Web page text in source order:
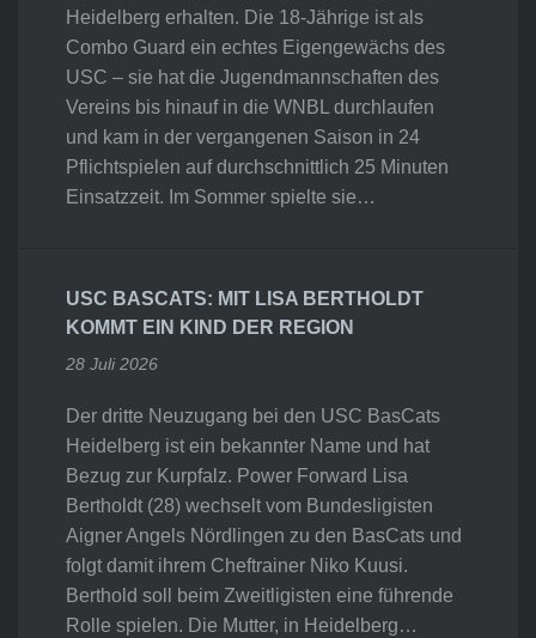
Heidelberg erhalten. Die 18-Jährige ist als
Combo Guard ein echtes Eigengewächs des
USC – sie hat die Jugendmannschaften des
Vereins bis hinauf in die WNBL durchlaufen
und kam in der vergangenen Saison in 24
Pflichtspielen auf durchschnittlich 25 Minuten
Einsatzzeit. Im Sommer spielte sie…
USC BASCATS: MIT LISA BERTHOLDT
KOMMT EIN KIND DER REGION
28 Juli 2026
Der dritte Neuzugang bei den USC BasCats
Heidelberg ist ein bekannter Name und hat
Bezug zur Kurpfalz. Power Forward Lisa
Bertholdt (28) wechselt vom Bundesligisten
Aigner Angels Nördlingen zu den BasCats und
folgt damit ihrem Cheftrainer Niko Kuusi.
Berthold soll beim Zweitligisten eine führende
Rolle spielen. Die Mutter, in Heidelberg…